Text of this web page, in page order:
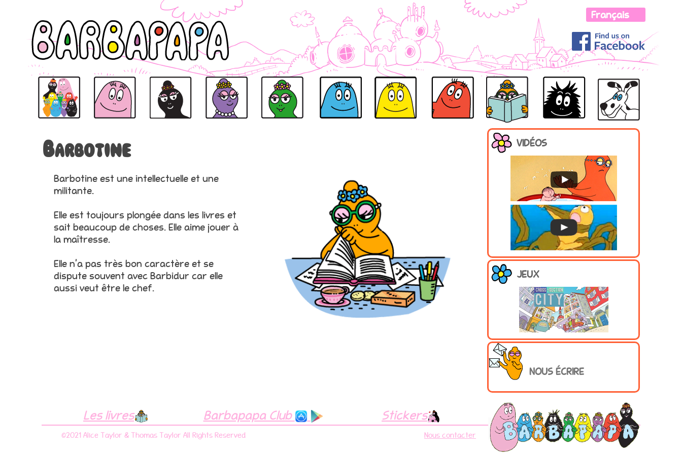
BARBAPAPA BARBAPAPA BARBAMAMA BARBABELLE BARBALALA BARBIBUL BARBIDOU BARBIDUR BARBOTINE BARBOUILLE
LOLITA
Barbotine
Barbotine est une intellectuelle et une
militante.
Elle est toujours plongée dans les livres et
sait beaucoup de choses. Elle aime jouer à
la maîtresse.
Elle n’a pas très bon caractère et se
dispute souvent avec Barbidur car elle
aussi veut être le chef.
VIDÉOS
JEUX
NOUS ÉCRIRE
Les livres Barbapapa Club Stickers
©2021 Alice Taylor & Thomas Taylor All Rights Reserved Nous contacter